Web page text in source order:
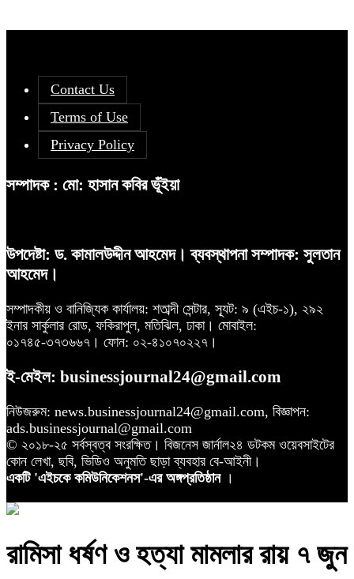
Contact Us
Terms of Use
Privacy Policy
সম্পাদক : মো: হাসান কবির ভূঁইয়া
উপদেষ্টা: ড. কামালউদ্দীন আহমেদ। ব্যবস্থাপনা সম্পাদক: সুলতান
আহমেদ।
সম্পাদকীয় ও বানিজ্যিক কার্যালয়: শতাব্দী সেন্টার, স্যূট: ৯ (এইচ-১), ২৯২
ইনার সার্কুলার রোড, ফকিরাপুল, মতিঝিল, ঢাকা। মোবাইল:
০১৭৪৫-৩৭৩৬৬৭। ফোন: ০২-৪১০৭০২২৭।
ই-মেইল: businessjournal24@gmail.com
নিউজরুম: news.businessjournal24@gmail.com, বিজ্ঞাপন:
ads.businessjournal@gmail.com
© ২০১৮-২৫ সর্বস্বত্ব সংরক্ষিত। বিজনেস জার্নাল২৪ ডটকম ওয়েবসাইটের
কোন লেখা, ছবি, ভিডিও অনুমতি ছাড়া ব্যবহার বে-আইনী।
একটি 'এইচকে কমিউনিকেশনস'-এর অঙ্গপ্রতিষ্ঠান ।
রামিসা ধর্ষণ ও হত্যা মামলার রায় ৭ জুন